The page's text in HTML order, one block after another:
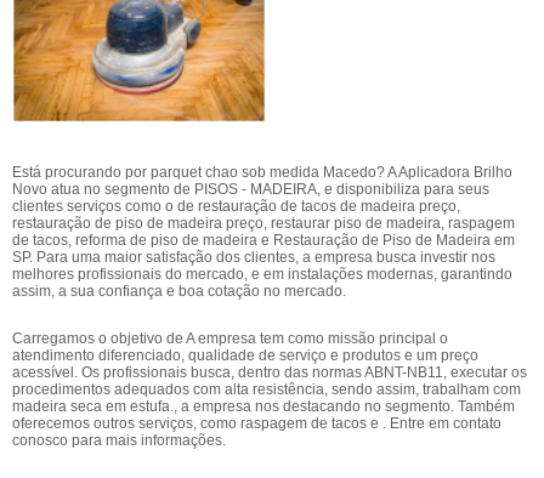
Está procurando por parquet chao sob medida Macedo? A Aplicadora Brilho
Novo atua no segmento de PISOS - MADEIRA, e disponibiliza para seus
clientes serviços como o de restauração de tacos de madeira preço,
restauração de piso de madeira preço, restaurar piso de madeira, raspagem
de tacos, reforma de piso de madeira e Restauração de Piso de Madeira em
SP. Para uma maior satisfação dos clientes, a empresa busca investir nos
melhores profissionais do mercado, e em instalações modernas, garantindo
assim, a sua confiança e boa cotação no mercado.
Carregamos o objetivo de A empresa tem como missão principal o
atendimento diferenciado, qualidade de serviço e produtos e um preço
acessível. Os profissionais busca, dentro das normas ABNT-NB11, executar os
procedimentos adequados com alta resistência, sendo assim, trabalham com
madeira seca em estufa., a empresa nos destacando no segmento. Também
oferecemos outros serviços, como raspagem de tacos e . Entre em contato
conosco para mais informações.